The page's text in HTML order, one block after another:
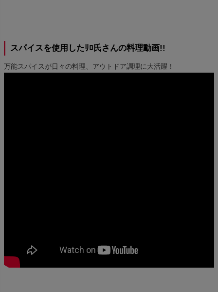
スパイスを使用したﾘﾛ氏さんの料理動画!!
万能スパイスが日々の料理、アウトドア調理に大活躍！